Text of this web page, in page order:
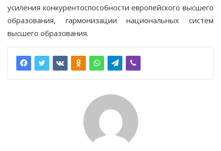
усиления конкурентоспособности европейского высшего
образования, гармонизации национальных систем
высшего образования.